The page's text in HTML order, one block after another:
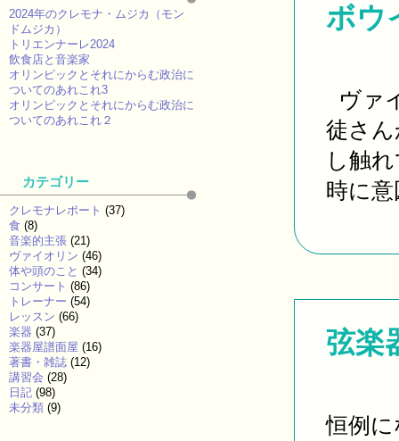
ボウ
ヴァ
徒さ
し触
時に
弦楽
恒例
2024年のクレモナ・ムジカ（モン
ドムジカ）
トリエンナーレ2024
飲食店と音楽家
オリンピックとそれにからむ政治に
ついてのあれこれ3
オリンピックとそれにからむ政治に
ついてのあれこれ２
カテゴリー
クレモナレポート (37)
食 (8)
音楽的主張 (21)
ヴァイオリン (46)
体や頭のこと (34)
コンサート (86)
トレーナー (54)
レッスン (66)
楽器 (37)
楽器屋譜面屋 (16)
著書・雑誌 (12)
講習会 (28)
日記 (98)
未分類 (9)